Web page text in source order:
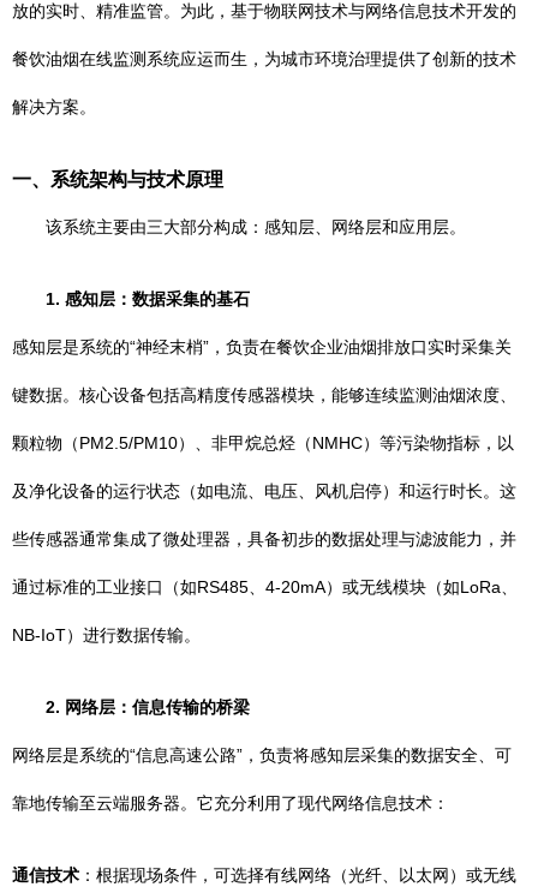
放的实时、精准监管。为此，基于物联网技术与网络信息技术开发的
餐饮油烟在线监测系统应运而生，为城市环境治理提供了创新的技术
解决方案。
一、系统架构与技术原理
该系统主要由三大部分构成：感知层、网络层和应用层。
1. 感知层：数据采集的基石
感知层是系统的“神经末梢”，负责在餐饮企业油烟排放口实时采集关
键数据。核心设备包括高精度传感器模块，能够连续监测油烟浓度、
颗粒物（PM2.5/PM10）、非甲烷总烃（NMHC）等污染物指标，以
及净化设备的运行状态（如电流、电压、风机启停）和运行时长。这
些传感器通常集成了微处理器，具备初步的数据处理与滤波能力，并
通过标准的工业接口（如RS485、4-20mA）或无线模块（如LoRa、
NB-IoT）进行数据传输。
2. 网络层：信息传输的桥梁
网络层是系统的“信息高速公路”，负责将感知层采集的数据安全、可
靠地传输至云端服务器。它充分利用了现代网络信息技术：
通信技术 ：根据现场条件，可选择有线网络（光纤、以太网）或无线